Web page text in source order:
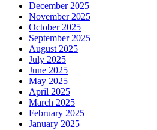
December 2025
November 2025
October 2025
September 2025
August 2025
July 2025
June 2025
May 2025
April 2025
March 2025
February 2025
January 2025